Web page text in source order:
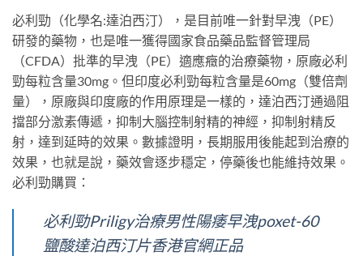
必利勁（化學名:達泊西汀），是目前唯一針對早洩（PE）
研發的藥物，也是唯一獲得國家食品藥品監督管理局
（CFDA）批準的早洩（PE）適應癥的治療藥物，原廠必利
勁每粒含量30mg。但印度必利勁每粒含量是60mg（雙倍劑
量），原廠與印度廠的作用原理是一樣的，達泊西汀通過阻
擋部分激素傳遞，抑制大腦控制射精的神經，抑制射精反
射，達到延時的效果。數據證明，長期服用後能起到治療的
效果，也就是說，藥效會逐步穩定，停藥後也能維持效果。
必利勁購買：
必利勁Priligy治療男性陽痿早洩poxet-60
鹽酸達泊西汀片香港官網正品